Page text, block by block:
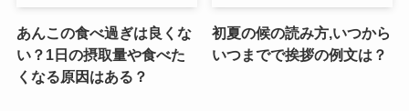
あんこの食べ過ぎは良くな
い？1日の摂取量や食べた
くなる原因はある？
初夏の候の読み方,いつから
いつまでで挨拶の例文は？